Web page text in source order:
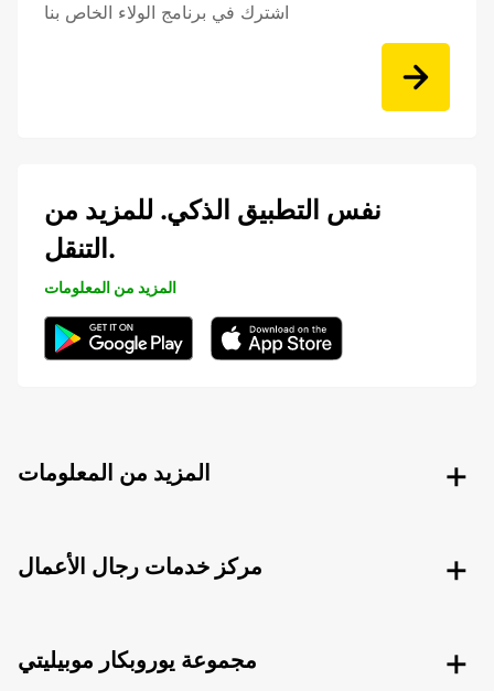
اشترك في برنامج الولاء الخاص بنا
نفس التطبيق الذكي. للمزيد من
التنقل.
المزيد من المعلومات
المزيد من المعلومات
مركز خدمات رجال الأعمال
مجموعة يوروبكار موبيليتي